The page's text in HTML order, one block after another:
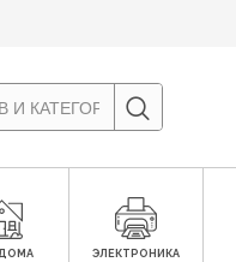
ЭЛЕКТРОНИКА